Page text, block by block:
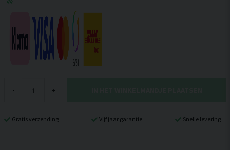
- +
Gratis verzending Vijf jaar garantie Snelle levering